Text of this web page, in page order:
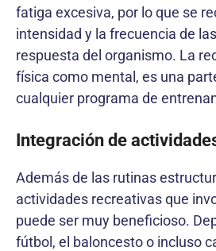
fatiga excesiva, por lo que se
intensidad y la frecuencia de
respuesta del organismo. La
física como mental, es una
cualquier programa de
Integración de
Además de las rutinas
actividades recreativas que
puede ser muy beneficioso.
fútbol, el baloncesto o incluso